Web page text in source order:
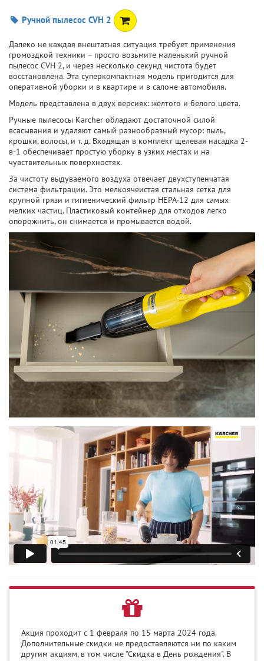
Ручной пылесос CVH 2
Далеко не каждая внештатная ситуация требует применения
громоздкой техники – просто возьмите маленький ручной
пылесос CVH 2, и через несколько секунд чистота будет
восстановлена. Эта суперкомпактная модель пригодится для
оперативной уборки и в квартире и в салоне автомобиля.
Модель представлена в двух версиях: жёлтого и белого цвета.
Ручные пылесосы Karcher обладают достаточной силой
всасывания и удаляют самый разнообразный мусор: пыль,
крошки, волосы, и т. д. Входящая в комплект щелевая насадка 2-
в-1 обеспечивает простую уборку в узких местах и на
чувствительных поверхностях.
За чистоту выдуваемого воздуха отвечает двухступенчатая
система фильтрации. Это мелкоячеистая стальная сетка для
крупной грязи и гигиенический фильтр HEPA-12 для самых
мелких частиц. Пластиковый контейнер для отходов легко
опорожнить, он снимается и промывается водой.
Акция проходит c 1 февраля по 15 марта 2024 года.
Дополнительные скидки не предоставляются ни по каким
другим акциям, в том числе "Скидка в День рождения". В